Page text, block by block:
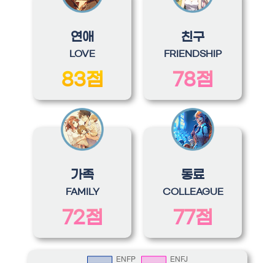
연애
LOVE
83점
친구
FRIENDSHIP
78점
가족
FAMILY
72점
동료
COLLEAGUE
77점